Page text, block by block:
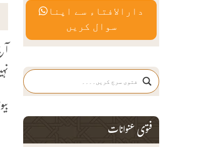
دارالافتاء سے اپنا
سوال کریں
فتوی عنوانات